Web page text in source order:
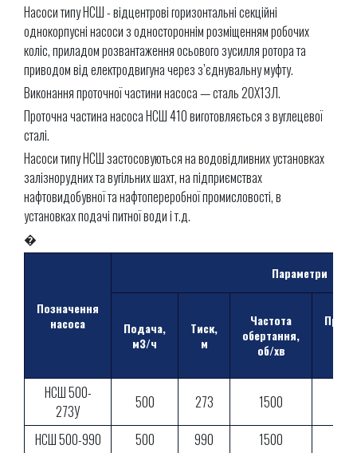
Насоси типу НСШ - відцентрові горизонтальні секційні
однокорпусні насоси з одностороннім розміщенням робочих
коліс, приладом розвантаження осьового зусилля ротора та
приводом від електродвигуна через з’єднувальну муфту.
Виконання проточної частини насоса — сталь 20Х13Л.
Проточна частина насоса НСШ 410 виготовляється з вуглецевої
сталі.
Насоси типу НСШ застосовуються на водовідливних установках
залізнорудних та вугільних шахт, на підприємствах
нафтовидобувної та нафтопереробної промисловості, в
установках подачі питної води і т.д.
�
Позначення
насоса
Параметри
Подача,
м3/ч
Тиск,
м
Частота
обертання,
об/хв
НСШ 500-
273У
500 273 1500
НСШ 500-990
500 990 1500